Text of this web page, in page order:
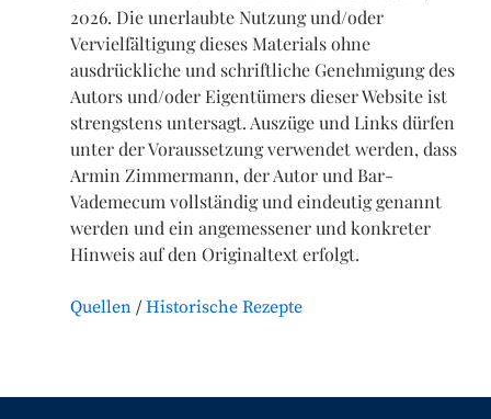
2026. Die unerlaubte Nutzung und/oder
Vervielfältigung dieses Materials ohne
ausdrückliche und schriftliche Genehmigung des
Autors und/oder Eigentümers dieser Website ist
strengstens untersagt. Auszüge und Links dürfen
unter der Voraussetzung verwendet werden, dass
Armin Zimmermann, der Autor und Bar-
Vademecum vollständig und eindeutig genannt
werden und ein angemessener und konkreter
Hinweis auf den Originaltext erfolgt.
Quellen Historische Rezepte